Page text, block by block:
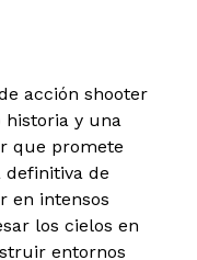
acción shooter
historia y una
que promete
definitiva de
en intensos
los cielos en
entornos